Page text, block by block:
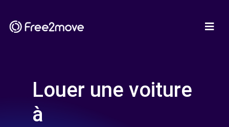
Louer une voiture
à